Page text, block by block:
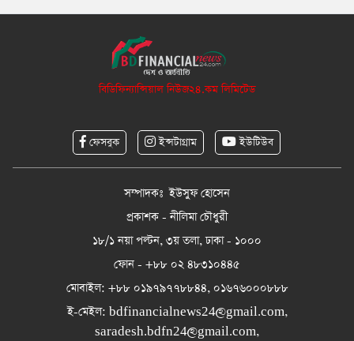
বিডিফিন্যান্সিয়াল নিউজ২৪.কম লিমিটেড
ফেসবুক ইন্সটাগ্রাম ইউটিউব
সম্পাদকঃ ইউসুফ হোসেন
প্রকাশক - নীলিমা চৌধুরী
১৮/১ নয়া পল্টন, ৩য় তলা, ঢাকা - ১০০০
ফোন - +৮৮ ০২ ৪৮৩১০৪৪৫
মোবাইল: +৮৮ ০১৯৭৯৭৭৮৮৪৪, ০১৬৭৬০০০৮৮৮
ই-মেইল: bdfinancialnews24@gmail.com,
saradesh.bdfn24@gmail.com,